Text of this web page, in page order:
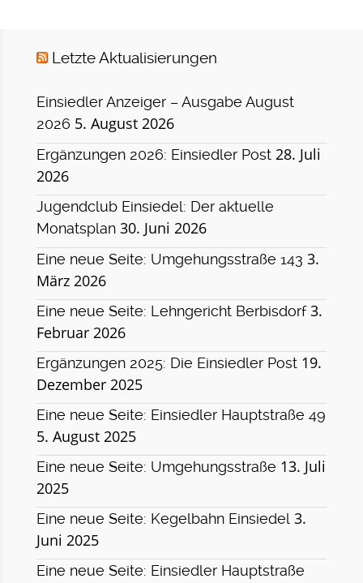
Letzte Aktualisierungen
Einsiedler Anzeiger – Ausgabe August
2026 5. August 2026
Ergänzungen 2026: Einsiedler Post 28. Juli
2026
Jugendclub Einsiedel: Der aktuelle
Monatsplan 30. Juni 2026
Eine neue Seite: Umgehungsstraße 143 3.
März 2026
Eine neue Seite: Lehngericht Berbisdorf 3.
Februar 2026
Ergänzungen 2025: Die Einsiedler Post 19.
Dezember 2025
Eine neue Seite: Einsiedler Hauptstraße 49
5. August 2025
Eine neue Seite: Umgehungsstraße 13. Juli
2025
Eine neue Seite: Kegelbahn Einsiedel 3.
Juni 2025
Eine neue Seite: Einsiedler Hauptstraße